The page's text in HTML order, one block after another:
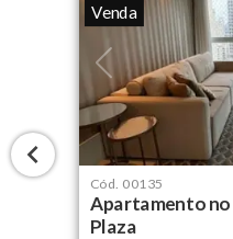
Venda
Cód. 00135
Apartamento
Plaza